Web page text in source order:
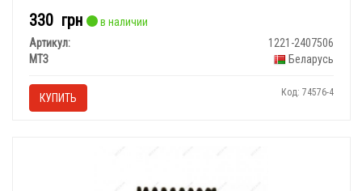
330 грн
в наличии
Артикул:
1221-2407506
МТЗ
Беларусь
КУПИТЬ Код: 74576-4